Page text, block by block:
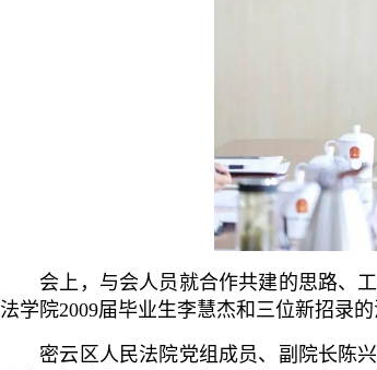
会上，与会人员就合作共建的思路、工
法学院2009届毕业生李慧杰和三位新招录
密云区人民法院党组成员、副院长陈兴